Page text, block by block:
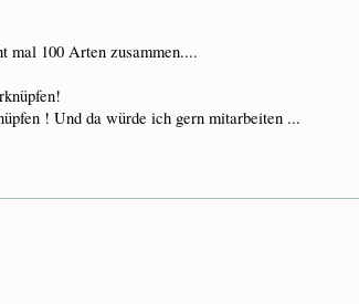
mal 100 Arten zusammen....
! Und da würde ich gern mitarbeiten ...